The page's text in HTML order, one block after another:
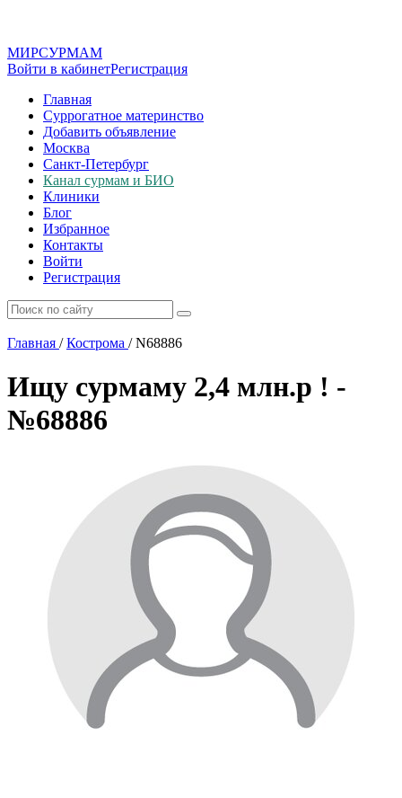
МИРСУРМАМ
Войти в кабинетРегистрация
Главная
Суррогатное материнство
Добавить объявление
Москва
Санкт-Петербург
Канал сурмам и БИО
Клиники
Блог
Избранное
Контакты
Войти
Регистрация
Главная / Кострома /N68886
Ищу сурмаму 2,4 млн.р ! -
№68886